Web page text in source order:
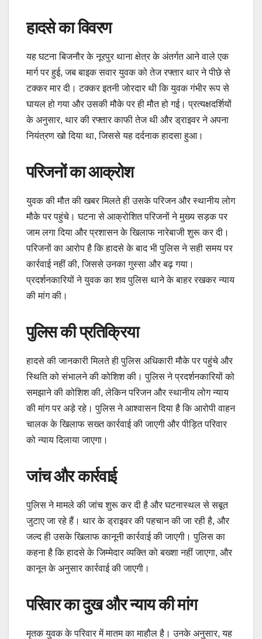
हादसे का विवरण
यह घटना बिजनौर के नूरपुर थाना क्षेत्र के अंतर्गत आने वाले एक
मार्ग पर हुई, जब बाइक सवार युवक को तेज रफ्तार थार ने पीछे से
टक्कर मार दी। टक्कर इतनी जोरदार थी कि युवक गंभीर रूप से
घायल हो गया और उसकी मौके पर ही मौत हो गई। प्रत्यक्षदर्शियों
के अनुसार, थार की रफ्तार काफी तेज थी और ड्राइवर ने अपना
नियंत्रण खो दिया था, जिससे यह दर्दनाक हादसा हुआ।
परिजनों का आक्रोश
युवक की मौत की खबर मिलते ही उसके परिजन और स्थानीय लोग
मौके पर पहुंचे। घटना से आक्रोशित परिजनों ने मुख्य सड़क पर
जाम लगा दिया और प्रशासन के खिलाफ नारेबाजी शुरू कर दी।
परिजनों का आरोप है कि हादसे के बाद भी पुलिस ने सही समय पर
कार्रवाई नहीं की, जिससे उनका गुस्सा और बढ़ गया।
प्रदर्शनकारियों ने युवक का शव पुलिस थाने के बाहर रखकर न्याय
की मांग की।
पुलिस की प्रतिक्रिया
हादसे की जानकारी मिलते ही पुलिस अधिकारी मौके पर पहुंचे और
स्थिति को संभालने की कोशिश की। पुलिस ने प्रदर्शनकारियों को
समझाने की कोशिश की, लेकिन परिजन और स्थानीय लोग न्याय
की मांग पर अड़े रहे। पुलिस ने आश्वासन दिया है कि आरोपी वाहन
चालक के खिलाफ सख्त कार्रवाई की जाएगी और पीड़ित परिवार
को न्याय दिलाया जाएगा।
जांच और कार्रवाई
पुलिस ने मामले की जांच शुरू कर दी है और घटनास्थल से सबूत
जुटाए जा रहे हैं। थार के ड्राइवर की पहचान की जा रही है, और
जल्द ही उसके खिलाफ कानूनी कार्रवाई की जाएगी। पुलिस का
कहना है कि हादसे के जिम्मेदार व्यक्ति को बख्शा नहीं जाएगा, और
कानून के अनुसार कार्रवाई की जाएगी।
परिवार का दुख और न्याय की मांग
मृतक युवक के परिवार में मातम का माहौल है। उनके अनुसार, यह